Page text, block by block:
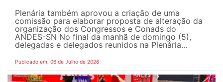
Plenária também aprovou a criação de uma
comissão para elaborar proposta de alteração da
organização dos Congressos e Conads do
ANDES-SN No final da manhã de domingo (5),
delegadas e delegados reunidos na Plenária...
Publicado em: 06 de Julho de 2026